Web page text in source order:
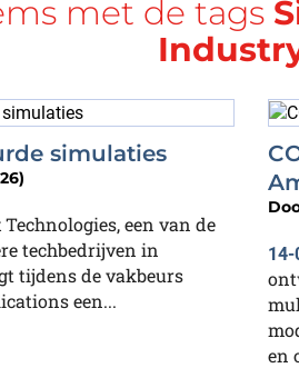
met de tags
simulaties
Technologies, een van de
techbedrijven in
tijdens de vakbeurs
een...
14-
en